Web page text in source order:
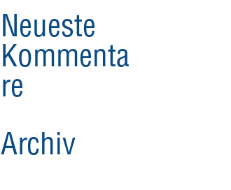
Neueste
Kommenta
re
Archiv